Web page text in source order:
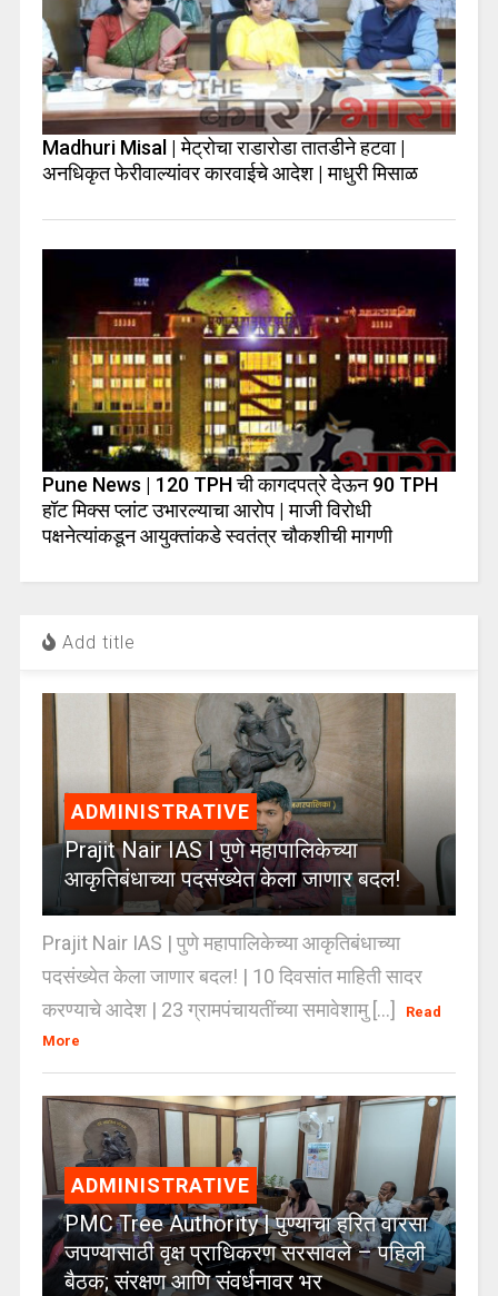
Madhuri Misal | मेट्रोचा राडारोडा तातडीने हटवा |
अनधिकृत फेरीवाल्यांवर कारवाईचे आदेश | माधुरी मिसाळ
Pune News | 120 TPH ची कागदपत्रे देऊन 90 TPH
हॉट मिक्स प्लांट उभारल्याचा आरोप | माजी विरोधी
पक्षनेत्यांकडून आयुक्तांकडे स्वतंत्र चौकशीची मागणी
Add title
ADMINISTRATIVE
Prajit Nair IAS | पुणे महापालिकेच्या
आकृतिबंधाच्या पदसंख्येत केला जाणार बदल!
Prajit Nair IAS | पुणे महापालिकेच्या आकृतिबंधाच्या
पदसंख्येत केला जाणार बदल! | 10 दिवसांत माहिती सादर
करण्याचे आदेश | 23 ग्रामपंचायतींच्या समावेशामु [...]
Read
More
ADMINISTRATIVE
PMC Tree Authority | पुण्याचा हरित वारसा
जपण्यासाठी वृक्ष प्राधिकरण सरसावले – पहिली
बैठक; संरक्षण आणि संवर्धनावर भर